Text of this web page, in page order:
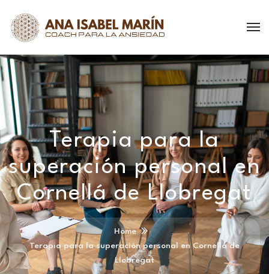
Terapia para la
superación personal en
Cornellá de Llobregat
Home
Terapia para la superación personal en Cornellá de
Llobregat